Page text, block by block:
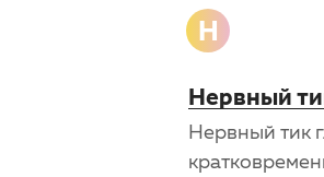
Н
Нервный
Нервный тик